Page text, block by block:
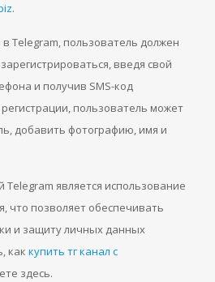
.
Telegram, пользователь должен
введя свой
и получив SMS-код
пользователь может
добавить фотографию, имя и
Telegram является использование
что позволяет обеспечивать
и защиту личных данных
как купить тг канал с
здесь.